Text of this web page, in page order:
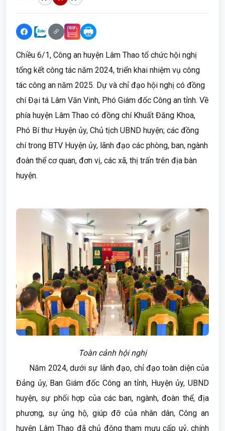
Chiều 6/1, Công an huyện Lâm Thao tổ chức hội nghị
tổng kết công tác năm 2024, triển khai nhiệm vụ công
tác công an năm 2025. Dự và chỉ đạo hội nghị có đồng
chí Đại tá Lâm Văn Vinh, Phó Giám đốc Công an tỉnh. Về
phía huyện Lâm Thao có đồng chí Khuất Đăng Khoa,
Phó Bí thư Huyện ủy, Chủ tịch UBND huyện; các đồng
chí trong BTV Huyện ủy, lãnh đạo các phòng, ban, ngành
đoàn thể cơ quan, đơn vị, các xã, thị trấn trên địa bàn
huyện.
Toàn cảnh hội nghị
Năm 2024, dưới sự lãnh đạo, chỉ đạo toàn diện của
Đảng ủy, Ban Giám đốc Công an tỉnh, Huyện ủy, UBND
huyện, sự phối hợp của các ban, ngành, đoàn thể, địa
phương, sự ủng hộ, giúp đỡ của nhân dân, Công an
huyện Lâm Thao đã chủ động tham mưu cấp uỷ, chính